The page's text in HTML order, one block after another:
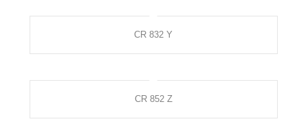
CR 832 Y
CR 852 Z